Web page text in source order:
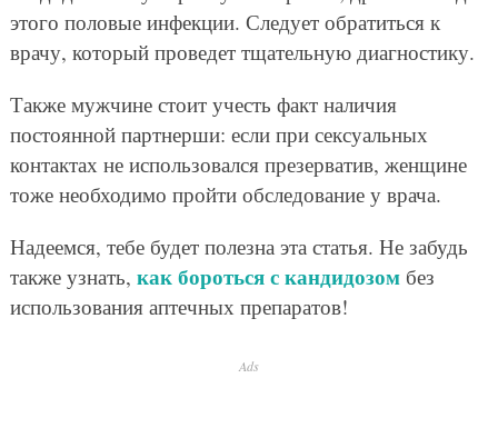
этого половые инфекции. Следует обратиться к
врачу, который проведет тщательную диагностику.
Также мужчине стоит учесть факт наличия
постоянной партнерши: если при сексуальных
контактах не использовался презерватив, женщине
тоже необходимо пройти обследование у врача.
Надеемся, тебе будет полезна эта статья. Не забудь
также узнать, как бороться с кандидозомбез
использования аптечных препаратов!
Ads